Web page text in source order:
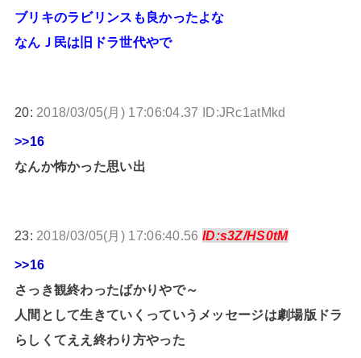
ブリキのラビリンスも良かったよな
なんＪ民は旧ドラ世代やで
20: 2018/03/05(月) 17:06:04.37 ID:JRc1atMkd
>>16
なんか怖かった思い出
23: 2018/03/05(月) 17:06:40.56 ID:s3Z/HS0tM
>>16
さっき観終わったばかりやで～
人間として生きていくっていうメッセージは劇場版ドラ
らしくてええ終わり方やった